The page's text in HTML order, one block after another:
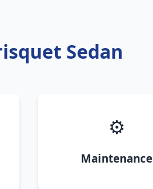
Sedan
⚙️
Maintenance